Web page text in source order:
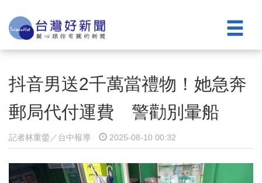
抖音男送2千萬當禮物！她急奔
郵局代付運費 警勸別暈船
記者林重鎣／台中報導 2025-08-10 00:32